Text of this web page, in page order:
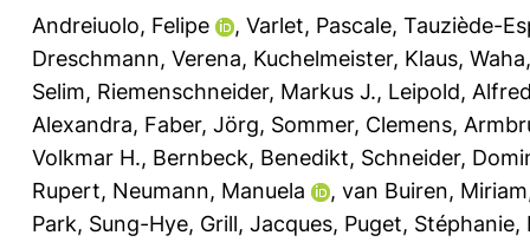
Andreiuolo, Felipe , Varlet, Pascale, Tauziède-
Dreschmann, Verena, Kuchelmeister, Klaus,
Selim, Riemenschneider, Markus J., Leipold,
Alexandra, Faber, Jörg, Sommer, Clemens,
Volkmar H., Bernbeck, Benedikt, Schneider,
Rupert, Neumann, Manuela , van Buiren, Miriam
Park, Sung-Hye, Grill, Jacques, Puget, Stéphanie,